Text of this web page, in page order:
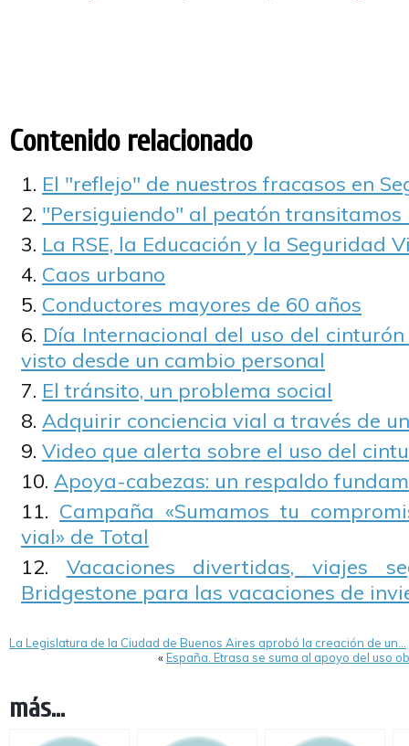
Contenido relacionado
El "reflejo" de nuestros fracasos en
"Persiguiendo" al peatón
La RSE, la Educación y la Seguridad
Caos urbano
Conductores mayores de 60 años
Día Internacional del uso del
visto desde un cambio personal
El tránsito, un problema social
Adquirir conciencia vial a través de
Video que alerta sobre el uso del
Apoya-cabezas: un respaldo
Campaña «Sumamos tu
vial» de Total
Vacaciones divertidas, viajes
Bridgestone para las vacaciones de
La Legislatura de la Ciudad de Buenos Aires aprobó la creación de un…
«España. Etrasa se suma al apoyo del uso
más...